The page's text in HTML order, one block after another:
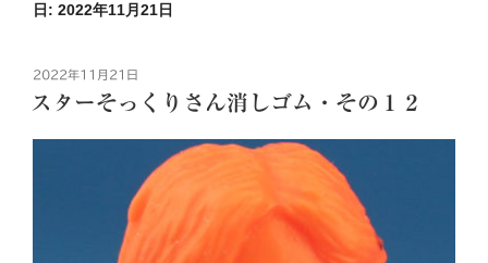
日: 2022年11月21日
投
稿
日:
2022年11月21日
スターそっくりさん消しゴム・その１２